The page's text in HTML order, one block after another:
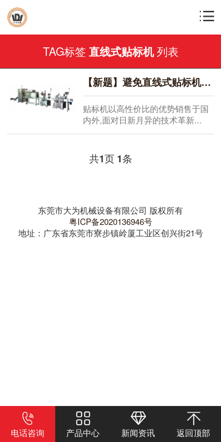
TAG标签 直线式贴标机列表
【新题】避免直线式贴标机设备老化的措施
贴标机​以高性价比的优势销售于国
内外,面对日新月异的技术革新...
共1页 1条
东莞市大为机械设备有限公司 版权所有
粤ICP备2020136946号
地址：广东省东莞市寮步镇岭厦工业区创兴街21号
电话咨询 产品中心 新闻资讯 返回顶部